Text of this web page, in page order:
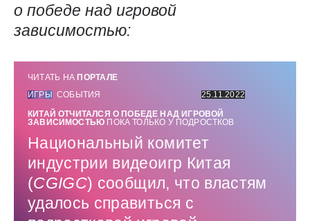
о победе над игровой
зависимостью:
ЧИТАТЬ НАПОРТАЛЕ
ИГРЫ СОБЫТИЯ
25.11.2022
КИТАЙ ОТЧИТАЛСЯ О ПОБЕДЕ НАД ИГРОВОЙ
ЗАВИСИМОСТЬЮ ПОКА ТОЛЬКО У ПОДРОСТКОВ
Национальный комитет
индустрии видеоигр Китая
(CGIGC) сообщил, что властям
удалось справиться с